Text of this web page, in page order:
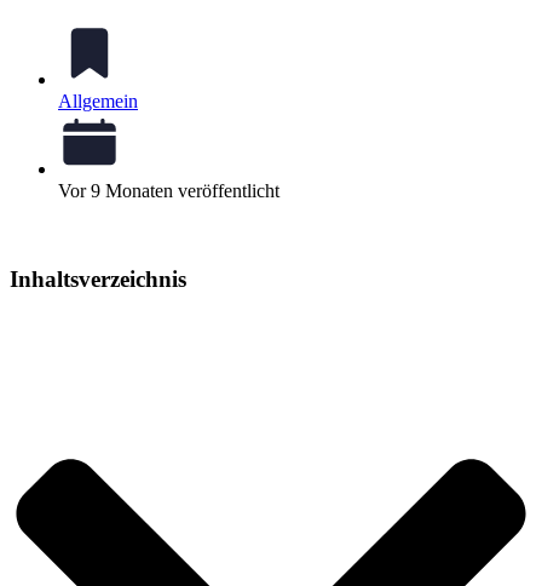
Allgemein
Vor 9 Monaten veröffentlicht
Inhaltsverzeichnis